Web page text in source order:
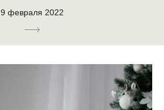
9 февраля 2022